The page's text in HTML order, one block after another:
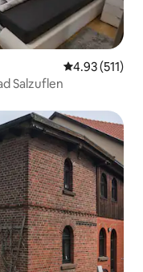
Calificación
4.93 (511)
Salzuflen